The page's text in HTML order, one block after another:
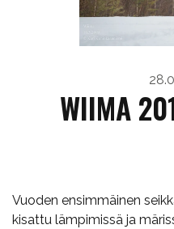
WIIMA
Vuoden ensimmäinen
kisattu lämpimissä ja